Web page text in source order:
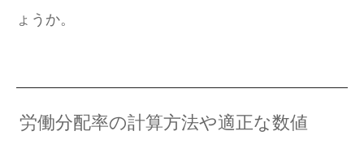
ょうか。
労働分配率の計算方法や適正な数値